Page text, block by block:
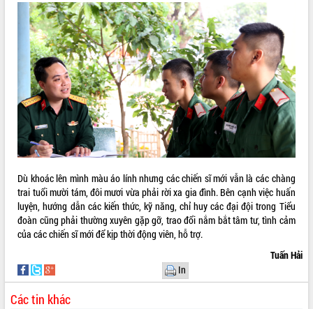
Dù khoác lên mình màu áo lính nhưng các chiến sĩ mới vẫn là các chàng
trai tuổi mười tám, đôi mươi vừa phải rời xa gia đình. Bên cạnh việc huấn
luyện, hướng dẫn các kiến thức, kỹ năng, chỉ huy các đại đội trong Tiểu
đoàn cũng phải thường xuyên gặp gỡ, trao đổi nắm bắt tâm tư, tình cảm
của các chiến sĩ mới để kịp thời động viên, hỗ trợ.
Tuấn Hải
In
Các tin khác